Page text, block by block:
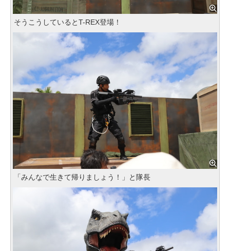
そうこうしているとT-REX登場！
「みんなで生きて帰りましょう！」と隊長